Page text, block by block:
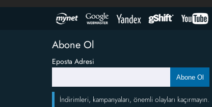
Abone Ol
Eposta Adresi
Abone Ol
İndirimleri, kampanyaları, önemli olayları kaçırmayın.